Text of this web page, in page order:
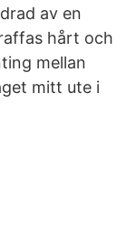
av en
hårt och
mellan
mitt ute i